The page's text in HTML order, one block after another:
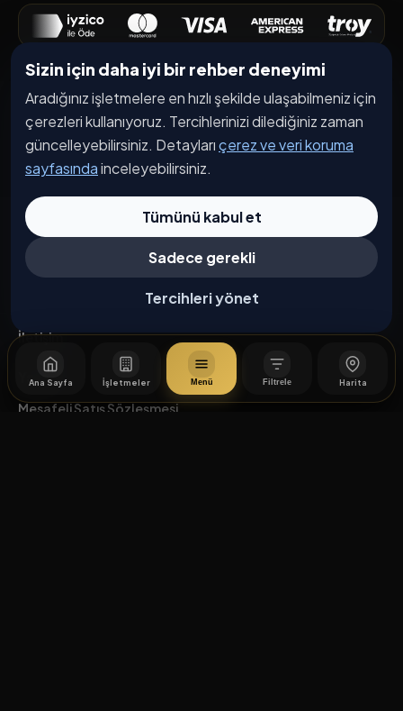
Sizin için daha iyi bir rehber deneyimi
Aradığınız işletmelere en hızlı şekilde ulaşabilmeniz için
çerezleri kullanıyoruz. Tercihlerinizi dilediğiniz zaman
güncelleyebilirsiniz. Detaylarıçerez ve veri koruma
sayfasındainceleyebilirsiniz.
Tümünü kabul et
Sadece gerekli
Tercihleri yönet
Ana Sayfa İşletmeler Menü Filtrele Harita
Keşfet
İşletmeler
Etkinlikler
Kampanyalar
Haberler
İşletme Başvurusu
Kurumsal
İletişim
Yasal
Mesafeli Satış Sözleşmesi